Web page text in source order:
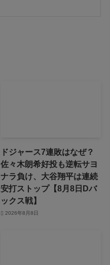
ドジャース7連敗はなぜ？
佐々木朗希好投も逆転サヨ
ナラ負け、大谷翔平は連続
安打ストップ【8月8日Dバ
ックス戦】
2026年8月8日